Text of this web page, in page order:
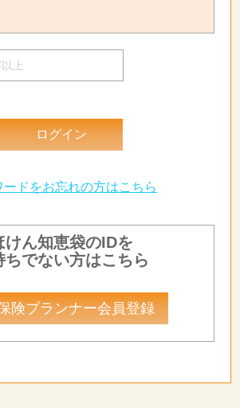
ードをお忘れの方はこちら
けん知恵袋のIDを
ちでない方はこちら
険プランナー会員登録